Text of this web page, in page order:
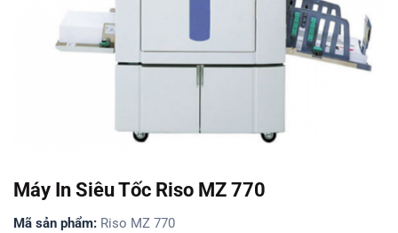
Máy In Siêu Tốc Riso MZ 770
Mã sản phẩm: Riso MZ 770